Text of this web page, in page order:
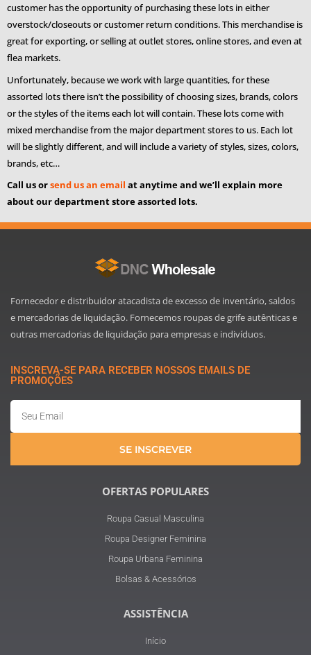
customer has the opportunity of purchasing these lots in either
overstock/closeouts or customer return conditions. This merchandise is
great for exporting, or selling at outlet stores, online stores, and even at
flea markets.
Unfortunately, because we work with large quantities, for these
assorted lots there isn’t the possibility of choosing sizes, brands, colors
or the styles of the items each lot will contain. These lots come with
mixed merchandise from the major department stores to us. Each lot
will be slightly different, and will include a variety of styles, sizes, colors,
brands, etc…
Call us orsend us an email at anytime and we’ll explain more
about our department store assorted lots.
Fornecedor e distribuidor atacadista de excesso de inventário, saldos
e mercadorias de liquidação. Fornecemos roupas de grife autênticas e
outras mercadorias de liquidação para empresas e indivíduos.
INSCREVA-SE PARA RECEBER NOSSOS EMAILS DE
PROMOÇÕES
SE INSCREVER
OFERTAS POPULARES
Roupa Casual Masculina
Roupa Designer Feminina
Roupa Urbana Feminina
Bolsas & Acessórios
ASSISTÊNCIA
Início